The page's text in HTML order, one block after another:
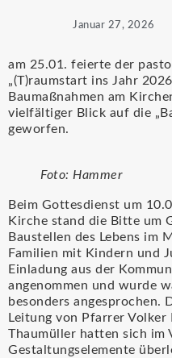
Januar 27, 2026
am 25.01. feierte der
„(T)raumstart ins Jahr
Baumaßnahmen am
vielfältiger Blick auf die
geworfen.
Foto: Hammer
Beim Gottesdienst um
Kirche stand die Bitte um
Baustellen des Lebens im
Familien mit Kindern und
Einladung aus der
angenommen und wurde
besonders angesprochen.
Leitung von Pfarrer
Thaumüller hatten sich im
Gestaltungselemente